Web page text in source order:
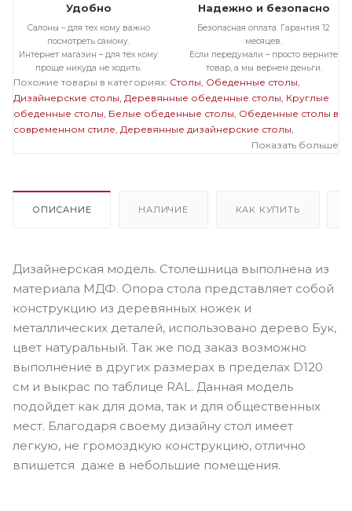
Удобно
Салоны – для тех кому важно
посмотреть самому.
Интернет магазин – для тех кому
проще никуда не ходить.
Надежно и безопасно
Безопасная оплата. Гарантия 12
месяцев.
Если передумали – просто верните
товар, а мы вернем деньги.
Похожие товары в категориях: Столы Обеденные столы
Дизайнерские столы Деревянные обеденные столы Круглые
обеденные столы Белые обеденные столы Обеденные столы в
современном стиле Деревянные дизайнерские столы
Белые дизайнерские столы
Показать больше
ОПИСАНИЕ НАЛИЧИЕ КАК КУПИТЬ
Дизайнерская модель. Столешница выполнена из
материала МДФ. Опора стола представляет собой
конструкцию из деревянных ножек и
металлических деталей, использовано дерево Бук,
цвет натуральный. Так же под заказ возможно
выполнение в других размерах в пределах D120
см и выкрас по таблице RAL. Данная модель
подойдет как для дома, так и для общественных
мест. Благодаря своему дизайну стол имеет
легкую, не громоздкую конструкцию, отлично
впишется даже в небольшие помещения.